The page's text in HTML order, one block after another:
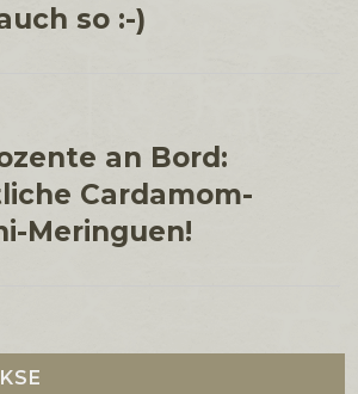
so :-)
an Bord:
Cardamom-
Meringuen!